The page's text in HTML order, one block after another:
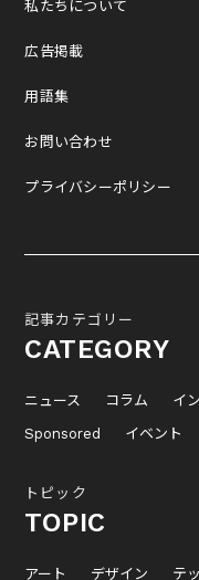
私たちについて
広告掲載
用語集
お問い合わせ
プライバシーポリシー
記事カテゴリー
CATEGORY
ニュース コラム イ
Sponsored
イベント
トピック
TOPIC
アート デザイン テ